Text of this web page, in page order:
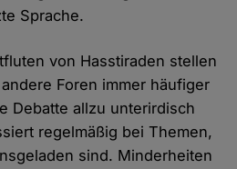
Sprache.
von Hasstiraden stellen
Foren immer häufiger
Debatte allzu unterirdisch
regelmäßig bei Themen,
sind. Minderheiten